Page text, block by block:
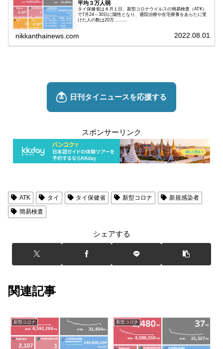
平均３万人弱
タイ保健省は８月１日、新型コロナウイルスの簡易検査（ATK）
で7月24～30日に陽性となり、通院治療や在宅療養をあらたに受
けた人の数は20万………
nikkanthainews.com 2022.08.01
スポンサーリンク
ATK タイ タイ保健省 新型コロナ
新規感染者
簡易検査
シェアする
関連記事
新型コロナ 新型コロナ